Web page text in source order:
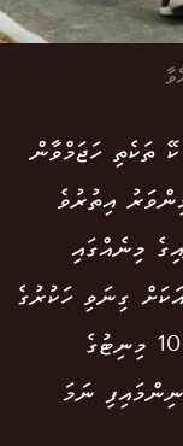
ދޭތެރެއަކީ ކޭ ތަކެތި ހަޖަމްވާން
އިތުރުވެ
އާދައިގެ މިނެއްގައި
ގިނަވި ހަކުރުގެ
މިންވަރު ދަށްކޮށްލުމަށް އެހީވެދޭނެ ކަމެކެވެ. 10 މިނިޓުގެ
ނިންމައިފި ނަމަ